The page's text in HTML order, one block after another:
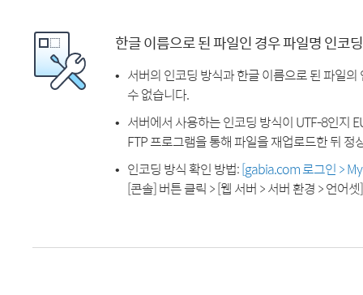
한글 이름으로 된 파일인 경우 파일명 인코
서버의 인코딩 방식과 한글 이름으로 된 파일
수 없습니다.
서버에서 사용하는 인코딩 방식이 UTF-8인지
FTP 프로그램을 통해 파일을 재업로드한 뒤
인코딩 방식 확인 방법:[gabia.com 로그인 >
[콘솔] 버튼 클릭 > [웹 서버 > 서버 환경 > 언어